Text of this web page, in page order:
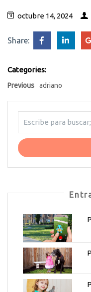
octubre 14, 2024
Share:
Categories:
Previous adriano